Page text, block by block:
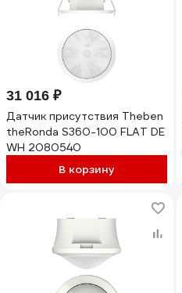
31 016 ₽
Датчик присутствия Theben
theRonda S360-100 FLAT DE
WH 2080540
В корзину